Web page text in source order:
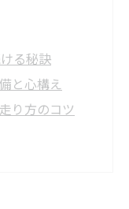
る秘訣
と心構え
り方のコツ
減する方法